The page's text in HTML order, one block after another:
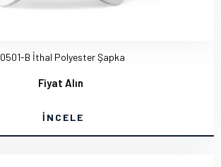
0501-B İthal Polyester Şapka
Fiyat Alın
İNCELE